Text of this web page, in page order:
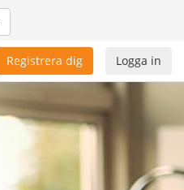
Logga in
Registrera dig